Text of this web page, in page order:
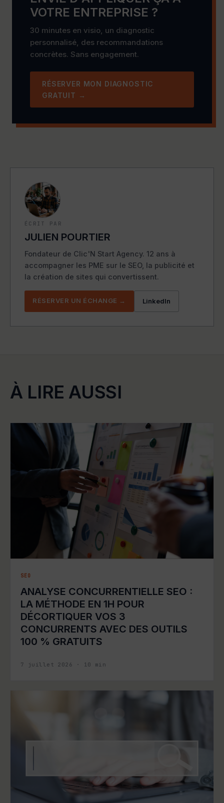
VOTRE ENTREPRISE ?
30 minutes en visio, un diagnostic
personnalisé, des recommandations
concrètes. Sans engagement.
RÉSERVER MON DIAGNOSTIC
GRATUIT →
ÉCRIT PAR
JULIEN POURTIER
Fondateur de Clic'N Start Agency. 12 ans à
accompagner les PME sur le SEO, la publicité et
la création de sites qui convertissent.
RÉSERVER UN ÉCHANGE → LinkedIn
À LIRE AUSSI
SEO
ANALYSE CONCURRENTIELLE SEO :
LA MÉTHODE EN 1H POUR
DÉCORTIQUER VOS 3
CONCURRENTS AVEC DES OUTILS
100 % GRATUITS
7 juillet 2026 · 10 min